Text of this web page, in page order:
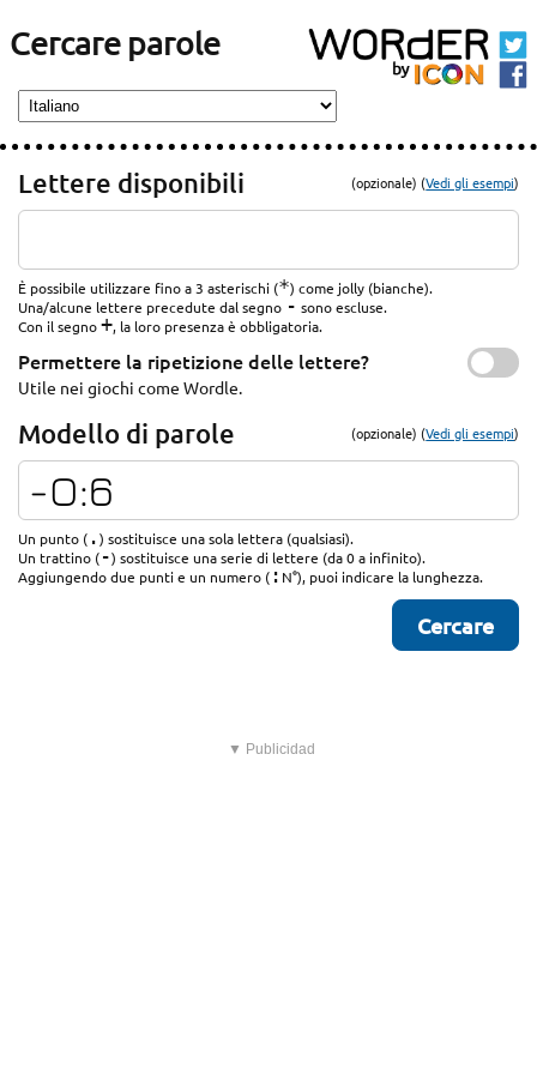
Cercare parole
Lettere disponibili (opzionale) (Vedi gli esempi)
È possibile utilizzare fino a 3 asterischi (*) come jolly (bianche).
Una/alcune lettere precedute dal segno - sono escluse.
Con il segno+, la loro presenza è obbligatoria.
Permettere la ripetizione delle lettere?
Utile nei giochi come Wordle.
Modello di parole (opzionale) (Vedi gli esempi)
Un punto (.) sostituisce una sola lettera (qualsiasi).
Un trattino (-) sostituisce una serie di lettere (da 0 a infinito).
Aggiungendo due punti e un numero (: N°), puoi indicare la lunghezza.
▼ Publicidad